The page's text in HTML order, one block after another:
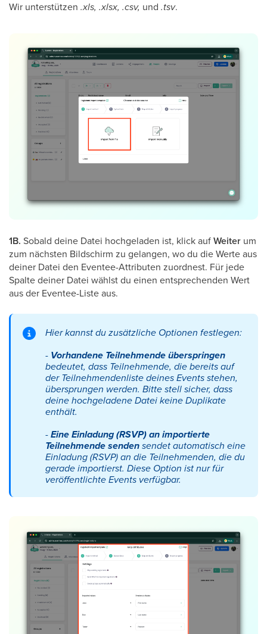
Wir unterstützen .xls, .xlsx, .csv, und .tsv.
1B. Sobald deine Datei hochgeladen ist, klick aufWeiter um
zum nächsten Bildschirm zu gelangen, wo du die Werte aus
deiner Datei den Eventee-Attributen zuordnest. Für jede
Spalte deiner Datei wählst du einen entsprechenden Wert
aus der Eventee-Liste aus.
Hier kannst du zusätzliche Optionen festlegen:
- Vorhandene Teilnehmende überspringen
bedeutet, dass Teilnehmende, die bereits auf
der Teilnehmendenliste deines Events stehen,
übersprungen werden. Bitte stell sicher, dass
deine hochgeladene Datei keine Duplikate
enthält.
-Eine Einladung (RSVP) an importierte
Teilnehmende sendensendet automatisch eine
Einladung (RSVP) an die Teilnehmenden, die du
gerade importierst. Diese Option ist nur für
veröffentlichte Events verfügbar.